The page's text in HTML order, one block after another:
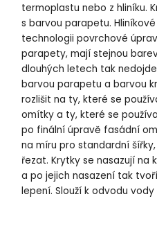
termoplastu nebo z hliníku.
s barvou parapetu.
technologii povrchové
parapety, mají stejnou
dlouhých letech tak
barvou parapetu a barvou
rozlišit na ty, které se
omítky a ty, které se
po finální úpravě fasádní
na míru pro standardní
řezat. Krytky se nasazují na
a po jejich nasazení tak
lepení. Slouží k odvodu